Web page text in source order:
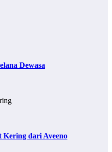
Dewasa
dari Aveeno